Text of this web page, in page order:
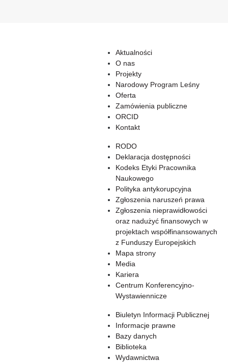
Aktualności
O nas
Projekty
Narodowy Program Leśny
Oferta
Zamówienia publiczne
ORCID
Kontakt
RODO
Deklaracja dostępności
Kodeks Etyki Pracownika
Naukowego
Polityka antykorupcyjna
Zgłoszenia naruszeń prawa
Zgłoszenia nieprawidłowości
oraz nadużyć finansowych w
projektach współfinansowanych
z Funduszy Europejskich
Mapa strony
Media
Kariera
Centrum Konferencyjno-
Wystawiennicze
Biuletyn Informacji Publicznej
Informacje prawne
Bazy danych
Biblioteka
Wydawnictwa